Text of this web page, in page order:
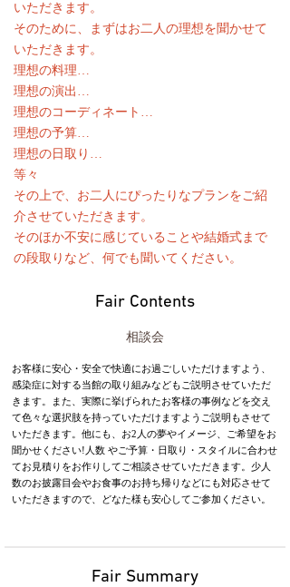
いただきます。
そのために、まずはお二人の理想を聞かせて
いただきます。
理想の料理…
理想の演出…
理想のコーディネート…
理想の予算…
理想の日取り…
等々
その上で、お二人にぴったりなプランをご紹
介させていただきます。
そのほか不安に感じていることや結婚式まで
の段取りなど、何でも聞いてください。
Fair Contents
相談会
お客様に安心・安全で快適にお過ごしいただけますよう、
感染症に対する当館の取り組みなどもご説明させていただ
きます。また、実際に挙げられたお客様の事例などを交え
て色々な選択肢を持っていただけますようご説明もさせて
いただきます。他にも、お2人の夢やイメージ、ご希望をお
聞かせください!人数 やご予算・日取り・スタイルに合わせ
てお見積りをお作りしてご相談させていただきます。少人
数のお披露目会やお食事のお持ち帰りなどにも対応させて
いただきますので、どなた様も安心してご参加ください。
Fair Summary